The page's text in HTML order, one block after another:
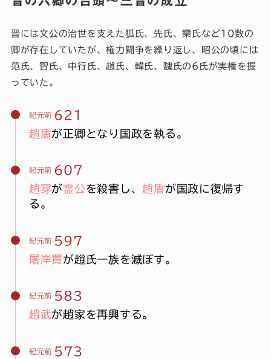
晋には文公の治世を支えた狐氏、先氏、欒氏など10数の
卿が存在していたが、権力闘争を繰り返し、昭公の頃には
范氏、智氏、中行氏、趙氏、韓氏、魏氏の6氏が実権を握
っていた。
紀元前 621
趙盾が正卿となり国政を執る。
紀元前 607
趙穿が霊公を殺害し、趙盾が国政に復帰す
る。
紀元前 597
屠岸買が趙氏一族を滅ぼす。
紀元前 583
趙武が趙家を再興する。
紀元前 573